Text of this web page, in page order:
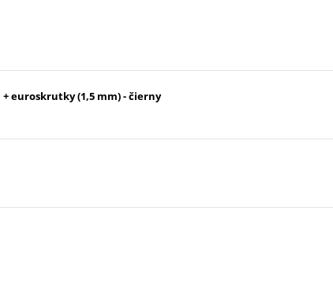
+ euroskrutky (1,5 mm) - čierny